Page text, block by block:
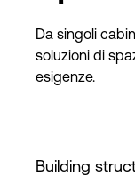
Da singoli
soluzioni di
esigenze.
Building